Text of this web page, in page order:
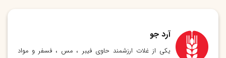
آرد جو
یکی از غلات ارزشمند حاوی فیبر ، مس ، فسفر و مواد